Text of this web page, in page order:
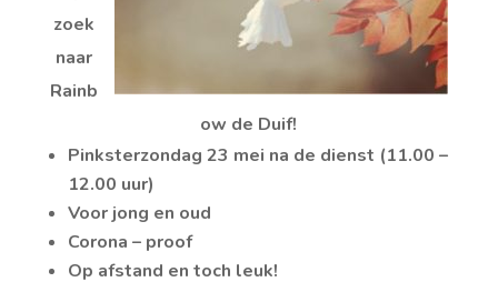
zoek
naar
Rainb
ow de Duif!
Pinksterzondag 23 mei na de dienst (11.00 –
12.00 uur)
Voor jong en oud
Corona – proof
Op afstand en toch leuk!